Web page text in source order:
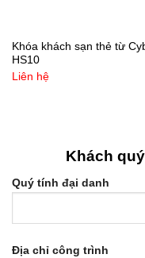
Khóa khách sạn thẻ từ
HS10
Liên hệ
Khách
Quý tính đại danh
Địa chỉ công trình